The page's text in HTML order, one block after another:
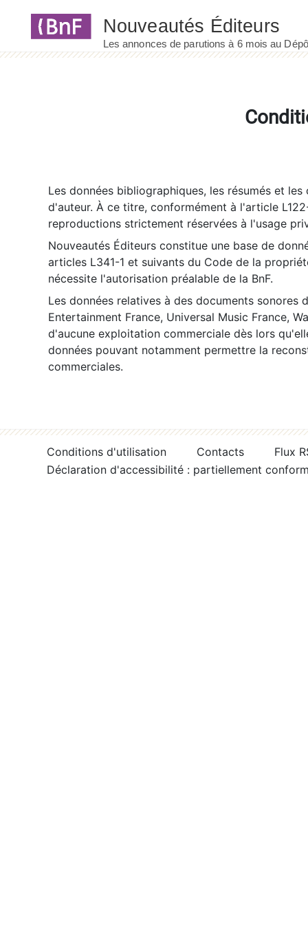
Les données bibliographiques, les résumés et
d'auteur. À ce titre, conformément à l'article
reproductions strictement réservées à l'usage
Nouveautés Éditeurs constitue une base de
articles L341-1 et suivants du Code de la
nécessite l'autorisation préalable de la BnF.
Les données relatives à des documents sonores
Entertainment France, Universal Music France,
d'aucune exploitation commerciale dès lors
données pouvant notamment permettre la
commerciales.
Conditions d'utilisation Contacts
Flux
Déclaration d'accessibilité : partiellement